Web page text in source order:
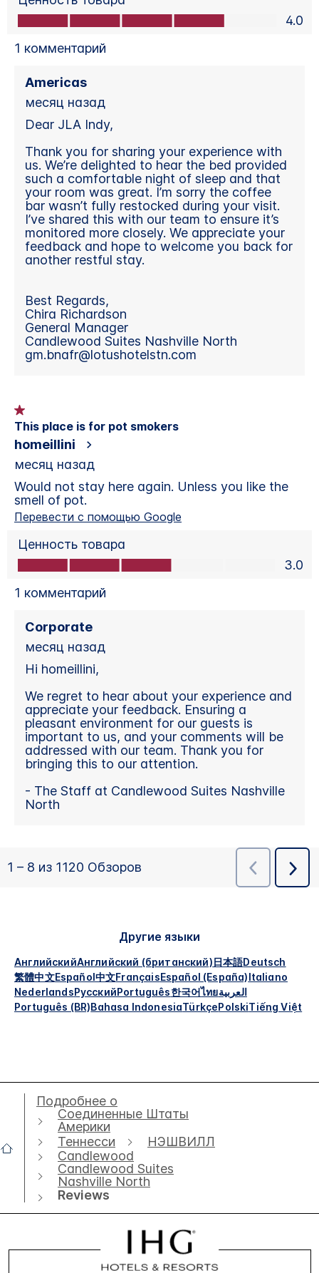
Другие языки
АнглийскийАнглийский (британский)日本語Deutsch
繁體中文Español中文FrançaisEspañol (España)Italiano
NederlandsРусскийPortuguês한국어ไทยالعربية
Português (BR)Bahasa IndonesiaTürkçePolskiTiếng Việt
Подробнее о
Соединенные Штаты
Америки
Теннесси
НЭШВИЛЛ
Candlewood
Candlewood Suites
Nashville North
Reviews